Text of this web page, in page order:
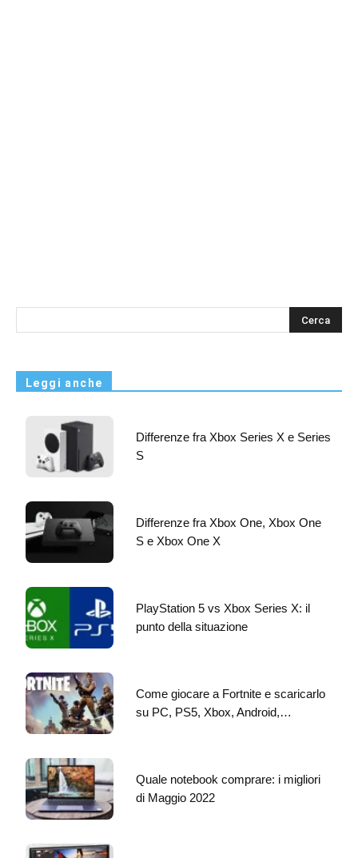
s
Leggi anche
Differenze fra Xbox Series X e Series
S
Differenze fra Xbox One, Xbox One
S e Xbox One X
PlayStation 5 vs Xbox Series X: il
punto della situazione
Come giocare a Fortnite e scaricarlo
su PC, PS5, Xbox, Android,…
Quale notebook comprare: i migliori
di Maggio 2022